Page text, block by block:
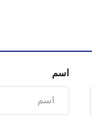
اسم